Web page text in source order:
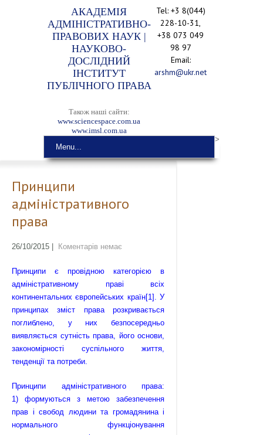
АКАДЕМІЯ
АДМІНІСТРАТИВНО-
ПРАВОВИХ НАУК |
НАУКОВО-
ДОСЛІДНИЙ
ІНСТИТУТ
ПУБЛІЧНОГО ПРАВА
Також наші сайти:
www.sciencespace.com.ua
www.imsl.com.ua
Tel: +3 8(044)
228-10-31,
+38 073 049
98 97
Email:
arshm@ukr.net
Menu...
>
Принципи
адміністративного
права
26/10/2015 Коментарів немає
Принципи є провідною категорією в
адміністративному праві всіх
континентальних європейських країн[1] . У
принципах зміст права розкри­вається
поглиблено, у них безпосередньо
виявляється сутність права, його основи,
закономірності суспільного життя,
тенденції та потреби.
Принципи адміністративного права:
1) формуються з метою забезпе­чення
прав і свобод людини та громадянина і
нормального функціонування